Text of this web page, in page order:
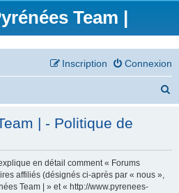
Team |
Connexion
Inscription
h
| - Politique de
en détail comment « Forums
affiliés (désignés ci-après par « nous »,
Team | » et « http://www.pyrenees-